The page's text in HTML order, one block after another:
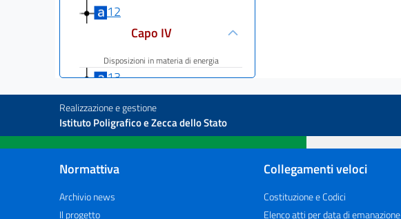
12
Capo IV
Disposizioni in materia di energia
13
14
15
16
17
19
Realizzazione e gestione
Istituto Poligrafico e Zecca dello Stato
Normattiva
Archivio news
Il progetto
Collegamenti veloci
Costituzione e Codici
Elenco atti per data di emanazione